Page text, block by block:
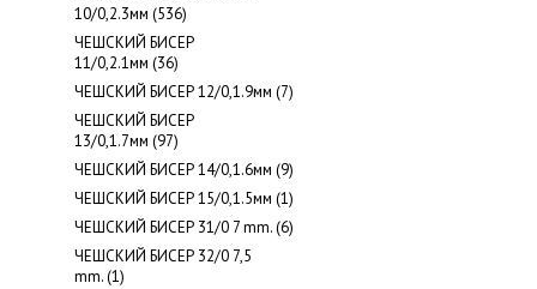
10/0,2.3мм (536)
ЧЕШСКИЙ БИСЕР
11/0,2.1мм (36)
ЧЕШСКИЙ БИСЕР 12/0,1.9мм (7)
ЧЕШСКИЙ БИСЕР
13/0,1.7мм (97)
ЧЕШСКИЙ БИСЕР 14/0,1.6мм (9)
ЧЕШСКИЙ БИСЕР 15/0,1.5мм (1)
ЧЕШСКИЙ БИСЕР 31/0 7 mm. (6)
ЧЕШСКИЙ БИСЕР 32/0 7,5
mm. (1)